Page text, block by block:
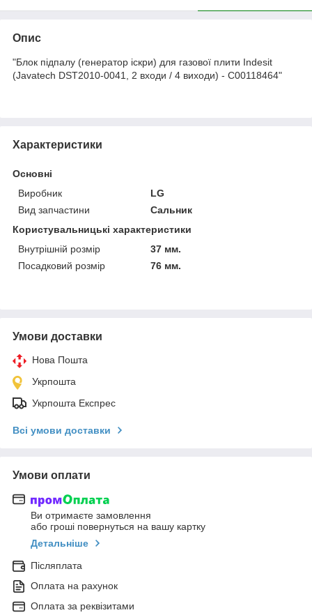
Опис
"Блок підпалу (генератор іскри) для газової плити Indesit
(Javatech DST2010-0041, 2 входи / 4 виходи) - C00118464"
Характеристики
Основні
Виробник
LG
Вид запчастини
Сальник
Користувальницькі характеристики
Внутрішній розмір
37 мм.
Посадковий розмір
76 мм.
Умови доставки
Нова Пошта
Укрпошта
Укрпошта Експрес
Всі умови доставки
Умови оплати
Ви отримаєте замовлення
або гроші повернуться на вашу картку
Детальніше
Післяплата
Оплата на рахунок
Оплата за реквізитами